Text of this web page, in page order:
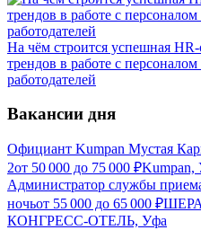
На чём строится успешная HR-
трендов в работе с
работодателей
Вакансии дня
Официант Kumpan Мустая
2от 50 000 до 75 000 ₽Kumpan,
Администратор службы
ночьот 55 000 до 65 000 ₽
КОНГРЕСС-ОТЕЛЬ, Уфа